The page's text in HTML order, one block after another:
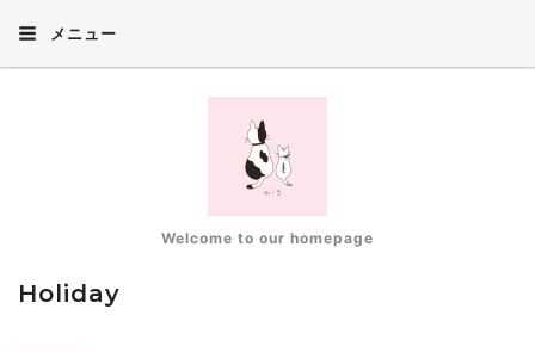
メニュー
Welcome to our homepage
Holiday